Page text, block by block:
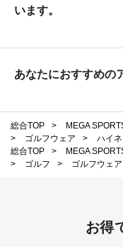
います。
あなたにおすすめの
総合TOP > MEGA
>
ゴルフウェア > ハイ
総合TOP
> MEGA
>
ゴルフ > ゴルフウェア
お得